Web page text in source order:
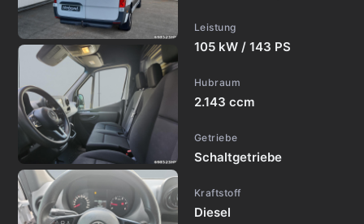
Leistung
105 kW / 143 PS
Hubraum
2.143 ccm
Getriebe
Schaltgetriebe
Kraftstoff
Diesel